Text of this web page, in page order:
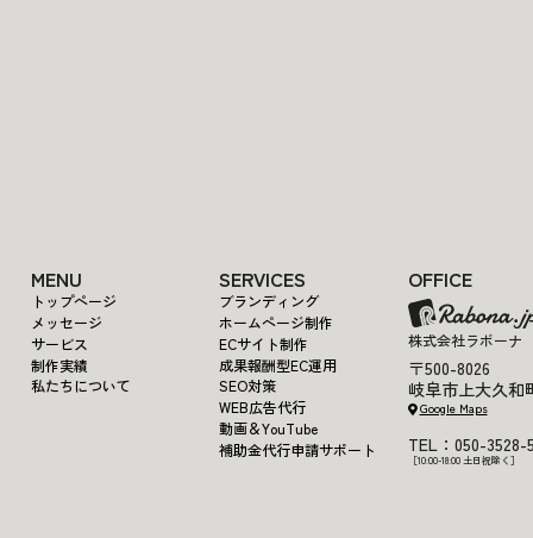
MENU
トップページ
メッセージ
サービス
制作実績
私たちについて
SERVICES
ブランディング
ホームページ制作
ECサイト制作
成果報酬型EC運用
SEO対策
WEB広告代行
動画＆YouTube
補助金代行申請サポート
OFFICE
株式会社ラボーナ
〒500-8026
岐阜市上大久和
Google Maps
TEL：050-3528-
［10:00-18:00 土日祝除く］